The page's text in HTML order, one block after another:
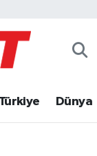
Türkiye Dünya